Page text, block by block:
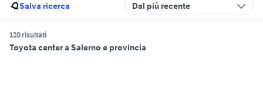
Salva ricerca Dal più recente
120 risultati
Toyota center a Salerno e provincia